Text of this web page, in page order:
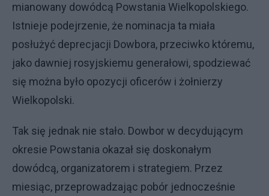
mianowany dowódcą Powstania Wielkopolskiego.
Istnieje podejrzenie, że nominacja ta miała
posłużyć deprecjacji Dowbora, przeciwko któremu,
jako dawniej rosyjskiemu generałowi, spodziewać
się można było opozycji oficerów i żołnierzy
Wielkopolski.
Tak się jednak nie stało. Dowbor w decydującym
okresie Powstania okazał się doskonałym
dowódcą, organizatorem i strategiem. Przez
miesiąc, przeprowadzając pobór jednocześnie